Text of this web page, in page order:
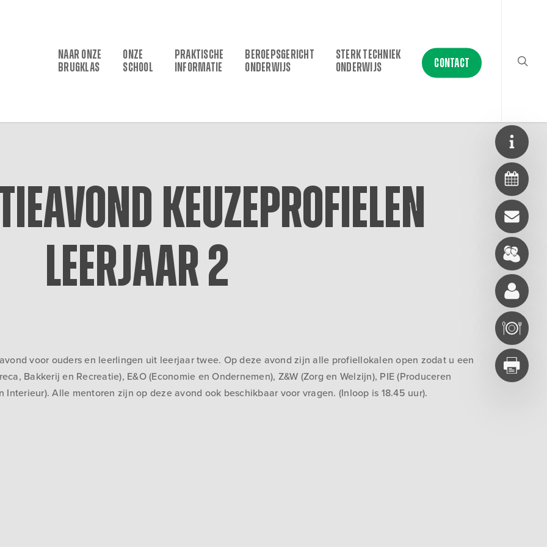
NAAR ONZE
BRUGKLAS
ONZE
SCHOOL
PRAKTISCHE
INFORMATIE
BEROEPSGERICHT
ONDERWIJS
STERK TECHNIEK
ONDERWIJS
CONTACT
keuzeprofielen
leerjaar 2
voor ouders en leerlingen uit leerjaar twee. Op deze avond zijn alle profiellokalen open zodat u een
Bakkerij en Recreatie), E&O (Economie en Ondernemen), Z&W (Zorg en Welzijn), PIE (Produceren
Interieur). Alle mentoren zijn op deze avond ook beschikbaar voor vragen. (Inloop is 18.45 uur).